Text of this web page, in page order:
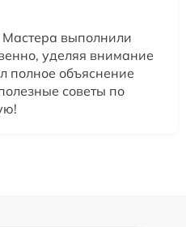
выполнили
уделяя внимание
полное объяснение
советы по